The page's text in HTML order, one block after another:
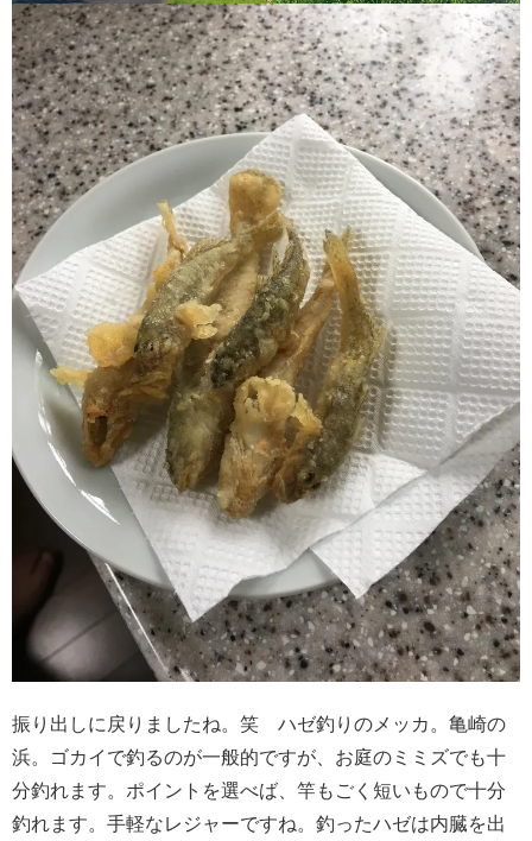
振り出しに戻りましたね。笑 ハゼ釣りのメッカ。亀崎の
浜。ゴカイで釣るのが一般的ですが、お庭のミミズでも十
分釣れます。ポイントを選べば、竿もごく短いもので十分
釣れます。手軽なレジャーですね。釣ったハゼは内臓を出